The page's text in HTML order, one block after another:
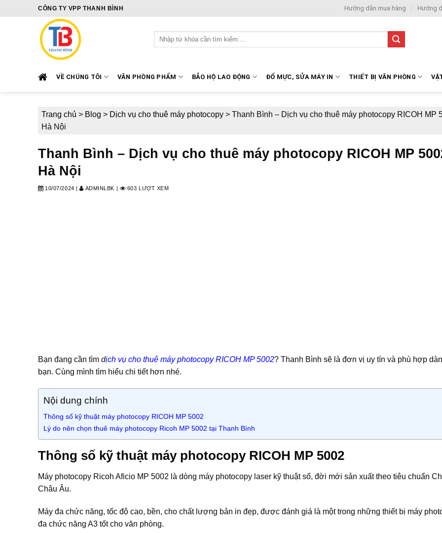
CÔNG TY VPP THANH BÌNH Hướng dẫn mua hàng Hướng
Tìm
kiếm:
VỀ CHÚNG TÔI VĂN PHÒNG PHẨM BẢO HỘ LAO ĐỘNG ĐỔ MỰC, SỬA MÁY IN THIẾT BỊ VĂN PHÒNG
Trang chủ > Blog > Dịch vụ cho thuê máy photocopy > Thanh Bình – Dịch vụ cho thuê máy photocopy RICOH MP
Hà Nội
Thanh Bình – Dịch vụ cho thuê máy photocopy RICOH MP
Hà Nội
10/07/2024 | ADMINLBK 603 LƯỢT XEM
Bạn đang cần tìm dịch vụ cho thuê máy photocopy RICOH MP 5002? Thanh Bình sẽ là đơn vị uy tín và phù hợp
bạn. Cùng mình tìm hiểu chi tiết hơn nhé.
Nội dung chính
Thông số kỹ thuật máy photocopy RICOH MP 5002
Lý do nên chọn thuê máy photocopy Ricoh MP 5002 tại Thanh Bình
Thông số kỹ thuật máy photocopy RICOH MP 5002
Máy photocopy Ricoh Aficio MP 5002 là dòng máy photocopy laser kỹ thuật số, đời mới sản xuất theo tiêu chuẩn
Châu Âu.
Máy đa chức năng, tốc độ cao, bền, cho chất lượng bản in đẹp, được đánh giá là một trong những thiết bị máy
đa chức năng A3 tốt cho văn phòng.